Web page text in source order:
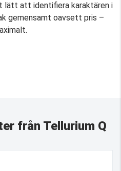
lätt att identifiera karaktären i
gemensamt oavsett pris –
från Tellurium Q